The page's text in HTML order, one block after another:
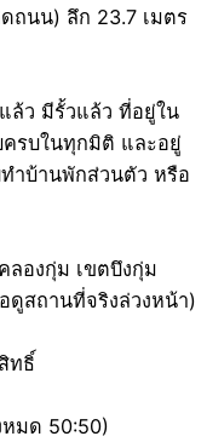
ถนน) ลึก 23.7 เมตร
ล้ว มีรั้วแล้ว ที่อยู่ใน
ครบในทุกมิติ และอยู่
ำบ้านพักส่วนตัว หรือ
ลองกุ่ม เขตบึงกุ่ม
ดูสถานที่จริงล่วงหน้า)
ทธิ์
มด 50:50)